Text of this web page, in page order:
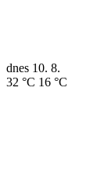
dnes 10. 8.
32 °C 16 °C